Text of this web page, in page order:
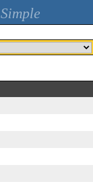
Simple